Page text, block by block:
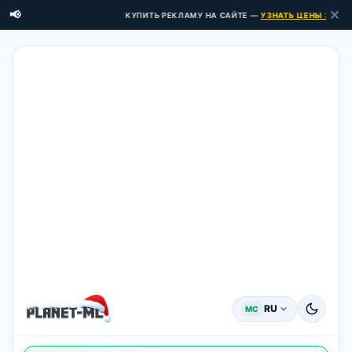
📢 КУПИТЬ РЕКЛАМУ НА САЙТЕ — УЗНАТЬ ЦЕНЫ ЗДЕСЬ →
✕
MC RU